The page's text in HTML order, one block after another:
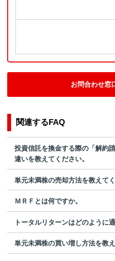
お問合わせ窓
関連するFAQ
投資信託を換金する際の「解約
違いを教えてください。
単元未満株の売却方法を教えてく
ＭＲＦとは何ですか。
トータルリターンはどのように
単元未満株の買い増し方法を教え